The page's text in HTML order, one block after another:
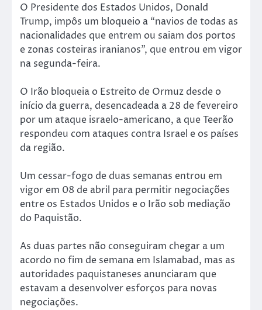
O Presidente dos Estados Unidos, Donald
Trump, impôs um bloqueio a “navios de todas as
nacionalidades que entrem ou saiam dos portos
e zonas costeiras iranianos”, que entrou em vigor
na segunda-feira.
O Irão bloqueia o Estreito de Ormuz desde o
início da guerra, desencadeada a 28 de fevereiro
por um ataque israelo-americano, a que Teerão
respondeu com ataques contra Israel e os países
da região.
Um cessar-fogo de duas semanas entrou em
vigor em 08 de abril para permitir negociações
entre os Estados Unidos e o Irão sob mediação
do Paquistão.
As duas partes não conseguiram chegar a um
acordo no fim de semana em Islamabad, mas as
autoridades paquistaneses anunciaram que
estavam a desenvolver esforços para novas
negociações.